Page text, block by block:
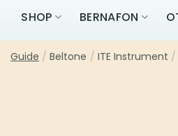
SHOP BERNAFON
Guide / Beltone / ITE Instrument /